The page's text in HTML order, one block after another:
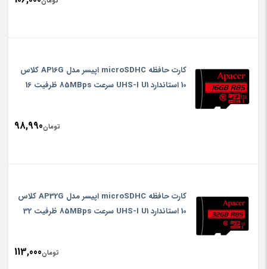
کارت حافظه microSDHC اپیسر مدل AP16G کلاس
10 استاندارد UHS-I U1 سرعت 85MBps ظرفیت 16
تومان98,990
کارت حافظه microSDHC اپیسر مدل AP32G کلاس
10 استاندارد UHS-I U1 سرعت 85MBps ظرفیت 32
تومان113,000